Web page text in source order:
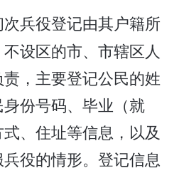
兵役登记由其户籍所
设区的市、市辖区人
，主要登记公民的姓
份号码、毕业（就
、住址等信息，以及
役的情形。登记信息